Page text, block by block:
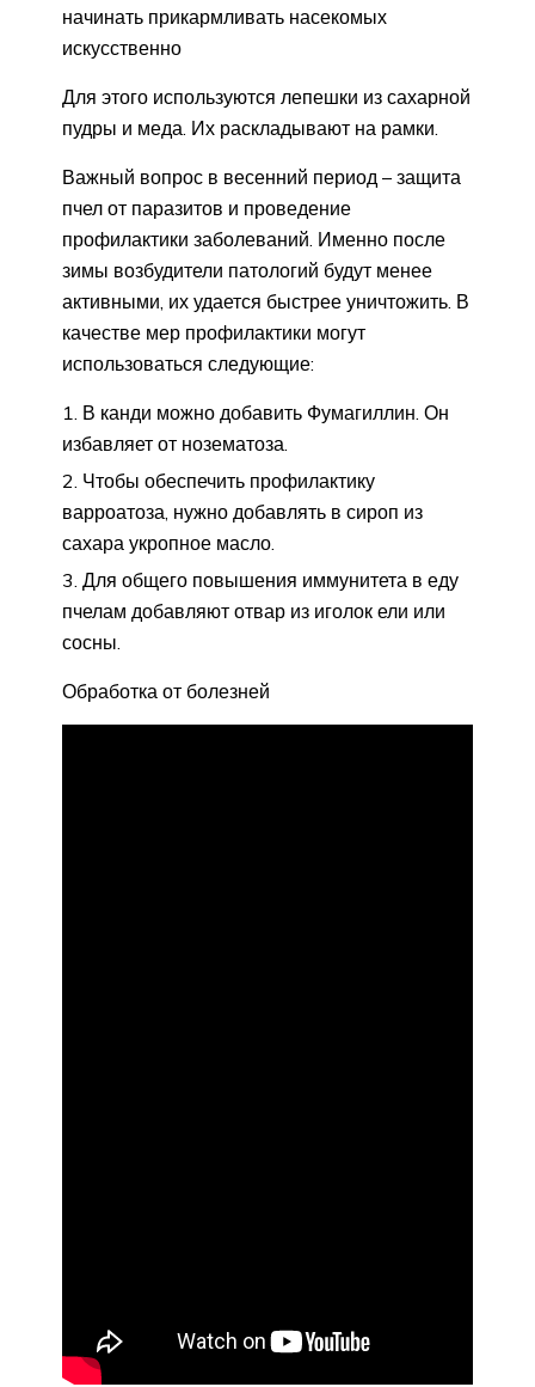
начинать прикармливать насекомых
искусственно
Для этого используются лепешки из сахарной
пудры и меда. Их раскладывают на рамки.
Важный вопрос в весенний период – защита
пчел от паразитов и проведение
профилактики заболеваний. Именно после
зимы возбудители патологий будут менее
активными, их удается быстрее уничтожить. В
качестве мер профилактики могут
использоваться следующие:
В канди можно добавить Фумагиллин. Он
избавляет от нозематоза.
Чтобы обеспечить профилактику
варроатоза, нужно добавлять в сироп из
сахара укропное масло.
Для общего повышения иммунитета в еду
пчелам добавляют отвар из иголок ели или
сосны.
Обработка от болезней